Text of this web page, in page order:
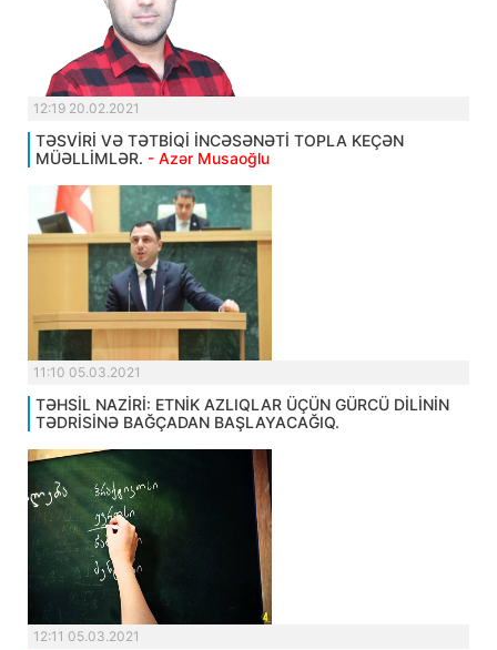
12:19 20.02.2021
TƏSVİRİ VƏ TƏTBİQİ İNCƏSƏNƏTİ TOPLA KEÇƏN
MÜƏLLİMLƏR. - Azər Musaoğlu
11:10 05.03.2021
TƏHSİL NAZİRİ: ETNİK AZLIQLAR ÜÇÜN GÜRCÜ DİLİNİN
TƏDRİSİNƏ BAĞÇADAN BAŞLAYACAĞIQ.
12:11 05.03.2021